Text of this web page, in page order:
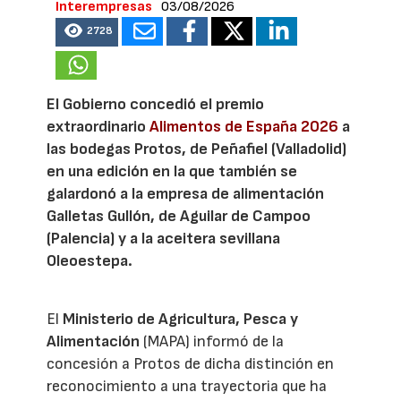
Interempresas 03/08/2026
2728
El Gobierno concedió el premio
extraordinarioAlimentos de España 2026 a
las bodegas Protos, de Peñafiel (Valladolid)
en una edición en la que también se
galardonó a la empresa de alimentación
Galletas Gullón, de Aguilar de Campoo
(Palencia) y a la aceitera sevillana
Oleoestepa.
El Ministerio de Agricultura, Pesca y
Alimentación (MAPA) informó de la
concesión a Protos de dicha distinción en
reconocimiento a una trayectoria que ha